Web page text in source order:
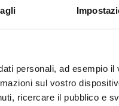
personali, ad esempio
sul vostro
ricercare il pubblico e
IN THE PROJECT